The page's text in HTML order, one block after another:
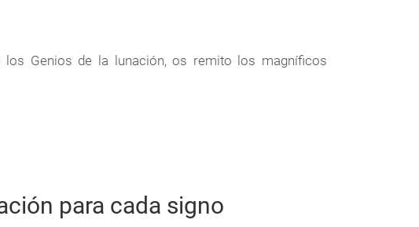
Genios de la lunación, os remito los magníficos
para cada signo